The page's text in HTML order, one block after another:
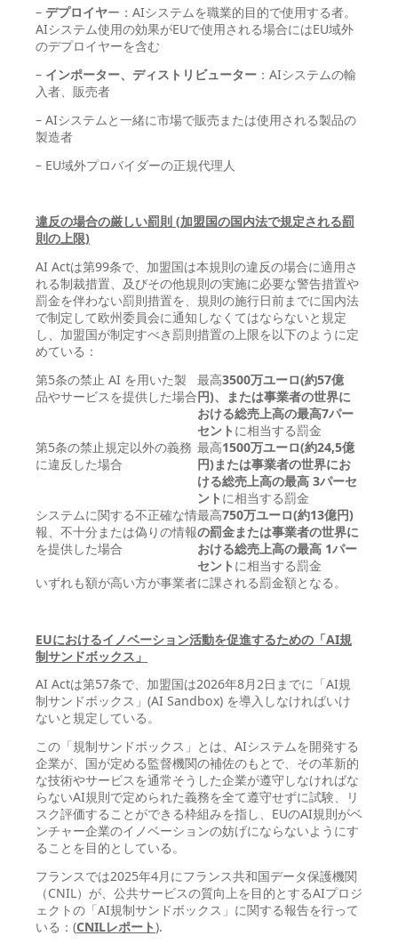
– デプロイヤー：AIシステムを職業的目的で使用する者。
AIシステム使用の効果がEUで使用される場合にはEU域外
のデプロイヤーを含む
– インポーター、ディストリビューター ：AIシステムの輸
入者、販売者
– AIシステムと一緒に市場で販売または使用される製品の
製造者
– EU域外プロバイダーの正規代理人
違反の場合の厳しい罰則 (加盟国の国内法で規定される罰
則の上限)
AI Actは第99条で、加盟国は本規則の違反の場合に適用さ
れる制裁措置、及びその他規則の実施に必要な警告措置や
罰金を伴わない罰則措置を、規則の施行日前までに国内法
で制定して欧州委員会に通知しなくてはならないと規定
し、加盟国が制定すべき罰則措置の上限を以下のように定
めている：
第5条の禁止 AI を用いた製
品やサービスを提供した場合
最高3500万ユーロ(約57億
円)、または事業者の世界に
おける総売上高の最高7パー
セント に相当する罰金
第5条の禁止規定以外の義務
に違反した場合
最高1500万ユーロ(約24,5億
円)または事業者の世界にお
ける総売上高の最高 3パーセ
ント に相当する罰金
システムに関する不正確な情
報、不十分または偽りの情報
を提供した場合
最高750万ユーロ(約13億円)
の罰金または事業者の世界に
おける総売上高の最高 1パー
セント に相当する罰金
いずれも額が高い方が事業者に課される罰金額となる。
EUにおけるイノベーション活動を促進するための「AI規
制サンドボックス」
AI Actは第57条で、加盟国は2026年8月2日までに「AI規
制サンドボックス」(AI Sandbox) を導入しなければいけ
ないと規定している。
この「規制サンドボックス」とは、AIシステムを開発する
企業が、国が定める監督機関の補佐のもとで、その革新的
な技術やサービスを通常そうした企業が遵守しなければな
らないAI規則で定められた義務を全て遵守せずに試験、リ
スク評価することができる枠組みを指し、EUのAI規則がベ
ンチャー企業のイノベーションの妨げにならないようにす
ることを目的としている。
フランスでは2025年4月にフランス共和国データ保護機関
（CNIL）が、公共サービスの質向上を目的とするAIプロジ
ェクトの「AI規制サンドボックス」に関する報告を行って
いる：(CNILレポート).